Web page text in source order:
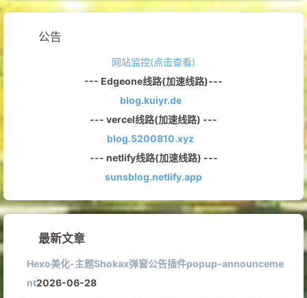
公告
网站监控(点击查看)
--- Edgeone线路(加速线路)---
blog.kuiyr.de
--- vercel线路(加速线路) ---
blog.5200810.xyz
--- netlify线路(加速线路) ---
sunsblog.netlify.app
最新文章
Hexo美化-主题Shokax弹窗公告插件popup-announceme
nt2026-06-28